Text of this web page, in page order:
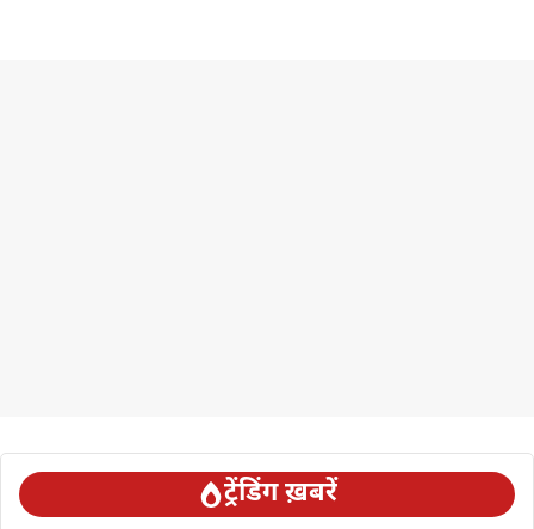
ट्रेंडिंग ख़बरें